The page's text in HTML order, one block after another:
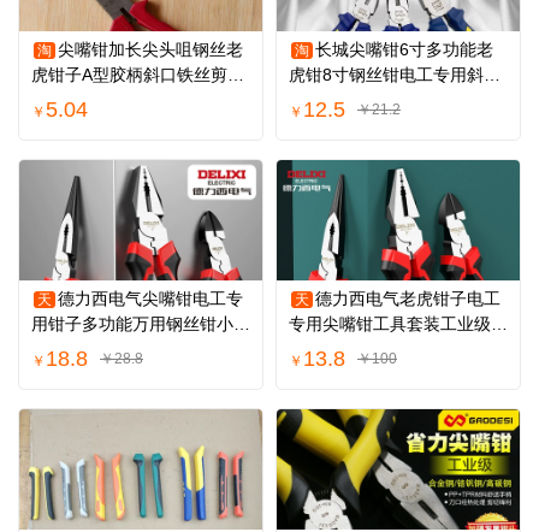
淘 尖嘴钳加长尖头咀钢丝老
虎钳子A型胶柄斜口铁丝剪切
捆扎手动工具
￥ 5.04
淘 长城尖嘴钳6寸多功能老
虎钳8寸钢丝钳电工专用斜口
钳子斜嘴钳
￥ 12.5 ￥21.2
天 德力西电气尖嘴钳电工专
用钳子多功能万用钢丝钳小家
用工具老虎钳
￥ 18.8 ￥28.8
天 德力西电气老虎钳子电工
专用尖嘴钳工具套装工业级省
力剪钢丝钳
￥ 13.8 ￥100